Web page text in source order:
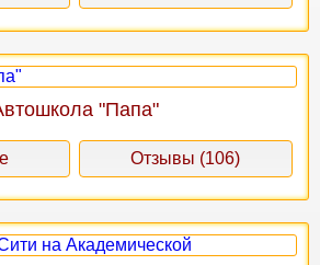
"Папа"
Отзывы (106)